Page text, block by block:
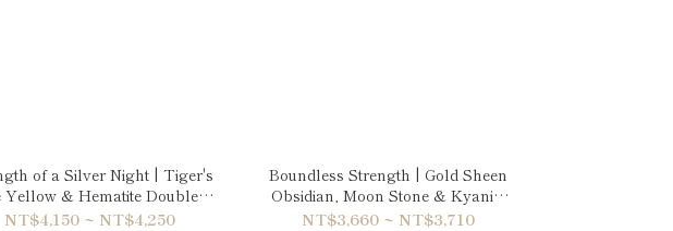
of a Silver Night | Tiger's
Yellow & Hematite Double-
Wrap Bracelet
NT$4,150 ~ NT$4,250
Boundless Strength | Gold Sheen
Obsidian, Moon Stone & Kyanite
Bracelet
NT$3,660 ~ NT$3,710